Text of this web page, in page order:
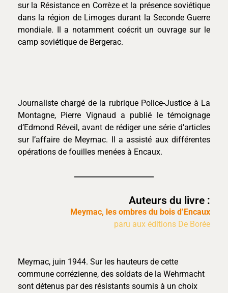
sur la Résistance en Corrèze et la présence soviétique
dans la région de Limoges durant la Seconde Guerre
mondiale. Il a notamment coécrit un ouvrage sur le
camp soviétique de Bergerac.
Journaliste chargé de la rubrique Police-Justice à La
Montagne, Pierre Vignaud a publié le témoignage
d’Edmond Réveil, avant de rédiger une série d’articles
sur l’affaire de Meymac. Il a assisté aux différentes
opérations de fouilles menées à Encaux.
Auteurs du livre :
Meymac, les ombres du bois d’Encaux
paru aux éditions De Borée
Meymac, juin 1944. Sur les hauteurs de cette
commune corrézienne, des soldats de la Wehrmacht
sont détenus par des résistants soumis à un choix